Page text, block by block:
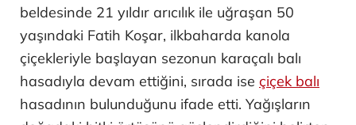
beldesinde 21 yıldır arıcılık ile uğraşan 50
yaşındaki Fatih Koşar, ilkbaharda kanola
çiçekleriyle başlayan sezonun karaçalı balı
hasadıyla devam ettiğini, sırada ise çiçek balı
hasadının bulunduğunu ifade etti. Yağışların